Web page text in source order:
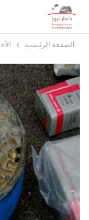
الصفحة الرئيسية